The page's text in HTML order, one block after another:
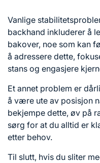
Vanlige
backhand inkluderer å
bakover, noe som kan
å adressere dette,
stans og engasjere
Et annet problem er
å være ute av posisjon
bekjempe dette, øv på
sørg for at du alltid er
etter behov.
Til slutt, hvis du sliter